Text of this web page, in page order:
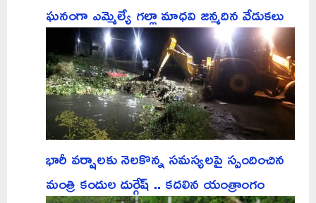
ఘనంగా ఎమ్మెల్యే గల్లా మాధవి జన్మదిన వేడుకలు
భారీ వర్షాలకు నెలకొన్న సమస్యలపై స్పందించిన
మంత్రి కందుల దుర్గేష్ .. కదలిన యంత్రాంగం